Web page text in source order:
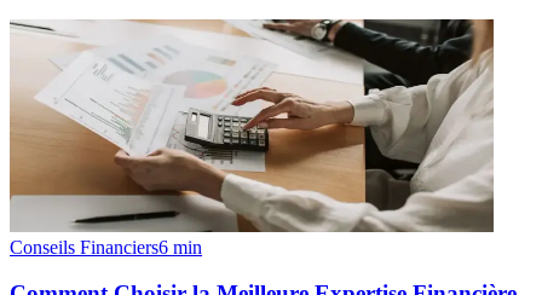
Conseils Financiers6 min